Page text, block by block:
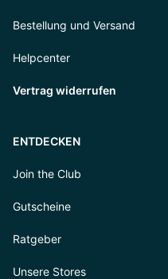
Bestellung und Versand
Helpcenter
Vertrag widerrufen
ENTDECKEN
Join the Club
Gutscheine
Ratgeber
Unsere Stores